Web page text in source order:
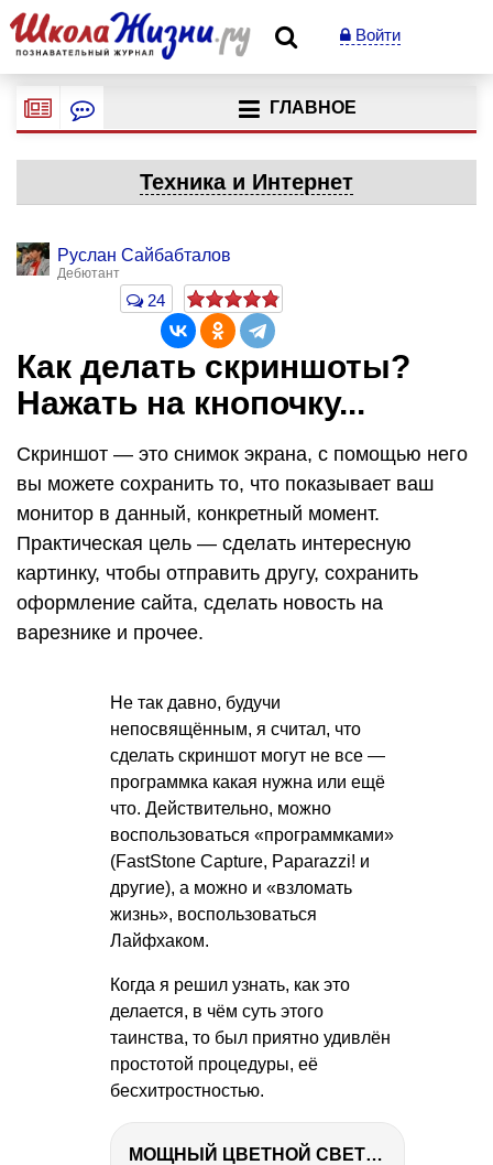
Войти
ГЛАВНОЕ
Техника и Интернет
Руслан Сайбабталов
Дебютант
24
Как делать скриншоты?
Нажать на кнопочку...
Скриншот — это снимок экрана, с помощью него
вы можете сохранить то, что показывает ваш
монитор в данный, конкретный момент.
Практическая цель — сделать интересную
картинку, чтобы отправить другу, сохранить
оформление сайта, сделать новость на
варезнике и прочее.
Не так давно, будучи
непосвящённым, я считал, что
сделать скриншот могут не все —
программка какая нужна или ещё
что. Действительно, можно
воспользоваться «программками»
(FastStone Capture, Paparazzi! и
другие), а можно и «взломать
жизнь», воспользоваться
Лайфхаком.
Когда я решил узнать, как это
делается, в чём суть этого
таинства, то был приятно удивлён
простотой процедуры, её
бесхитростностью.
МОЩНЫЙ ЦВЕТНОЙ СВЕТ – NANLITE FC-500C